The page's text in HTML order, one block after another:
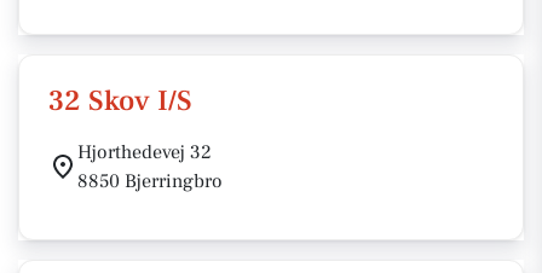
32 Skov I/S
Hjorthedevej 32
8850 Bjerringbro